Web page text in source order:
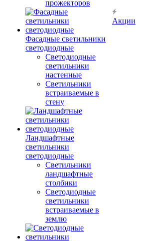
прожекторов
Фасадные светильники
светодиодные
Светодиодные
светильники
настенные
Светильники
встраиваемые в
стену
Ландшафтные
светильники
светодиодные
Светильники
ландшафтные
столбики
Светодиодные
светильники
встраиваемые в
землю
Акции